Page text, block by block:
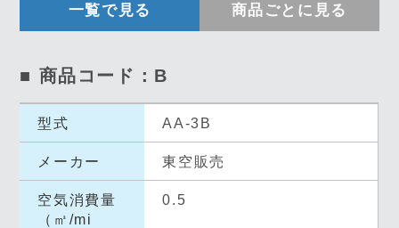
一覧で見る 商品ごとに見る
■ 商品コード：B
型式 AA-3B
メーカー 東空販売
空気消費量
（㎥/mi
0.5